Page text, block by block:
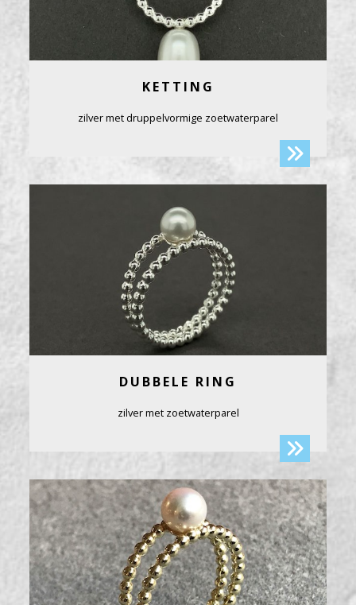
KETTING
zilver met druppelvormige zoetwaterparel
DUBBELE RING
zilver met zoetwaterparel